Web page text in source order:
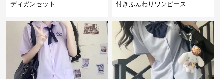
ディガンセット
付きふんわりワンピース